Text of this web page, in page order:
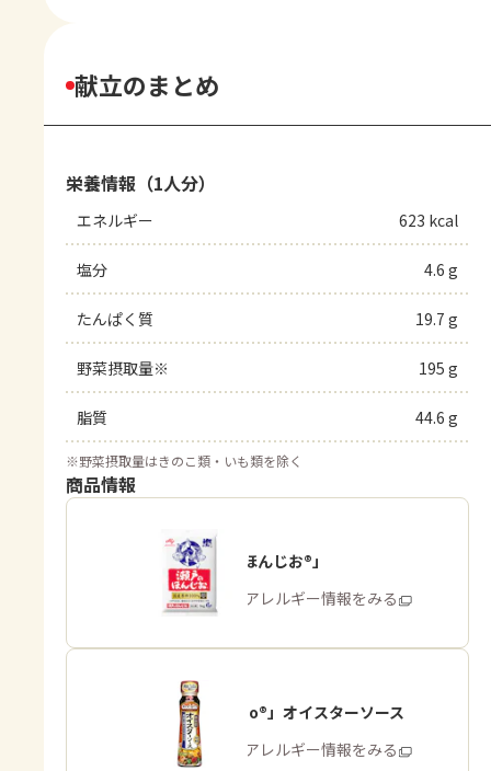
献立のまとめ
栄養情報（1人分）
エネルギー 623 kcal
塩分 4.6 g
たんぱく質 19.7 g
野菜摂取量※ 195 g
脂質 44.6 g
※野菜摂取量はきのこ類・いも類を除く
商品情報
「瀬戸のほんじお®」
商品・アレルギー情報をみる
「Cook Do®」オイスターソース
商品・アレルギー情報をみる